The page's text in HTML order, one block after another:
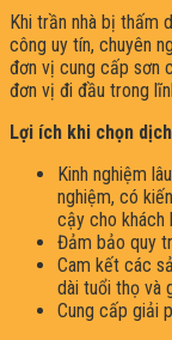
Khi trần nhà bị thấm
công uy tín, chuyên
đơn vị cung cấp sơn
đơn vị đi đầu trong
Lợi ích khi chọn
Kinh nghiệm
nghiệm, có
cậy cho khách
Đảm bảo quy
Cam kết các
dài tuổi thọ và
Cung cấp giải